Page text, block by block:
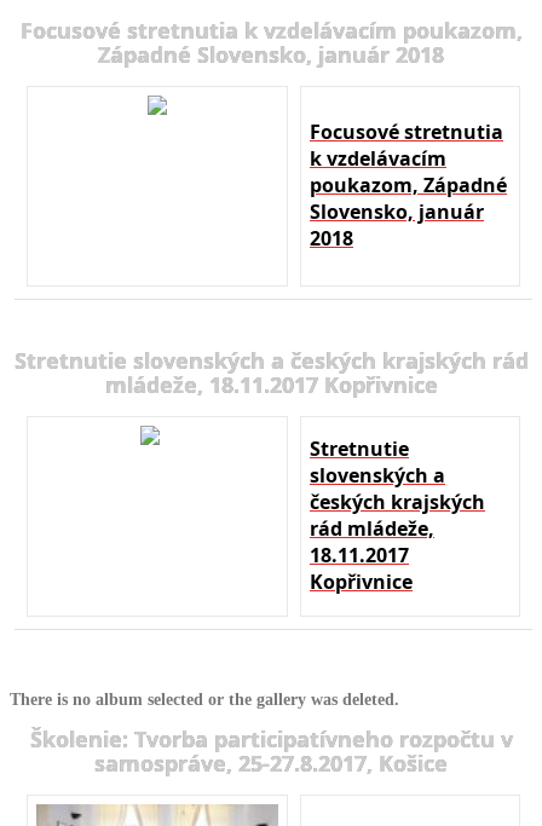
Focusové stretnutia k vzdelávacím poukazom,
Západné Slovensko, január 2018
Focusové stretnutia
k vzdelávacím
poukazom, Západné
Slovensko, január
2018
Stretnutie slovenských a českých krajských rád
mládeže, 18.11.2017 Kopřivnice
Stretnutie
slovenských a
českých krajských
rád mládeže,
18.11.2017
Kopřivnice
There is no album selected or the gallery was deleted.
Školenie: Tvorba participatívneho rozpočtu v
samospráve, 25-27.8.2017, Košice